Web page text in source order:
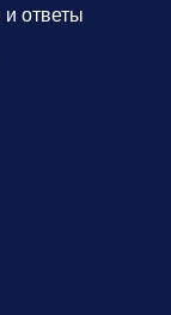
ответы